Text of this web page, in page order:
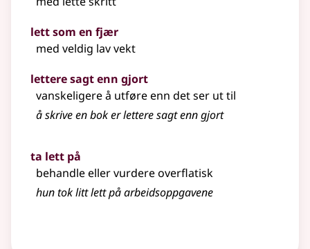
lett som en fjær
med veldig lav vekt
lettere sagt enn gjort
vanskeligere å utføre enn det ser ut til
å skrive en bok er lettere sagt enn gjort
ta lett på
behandle eller vurdere overflatisk
hun tok litt lett på arbeidsoppgavene